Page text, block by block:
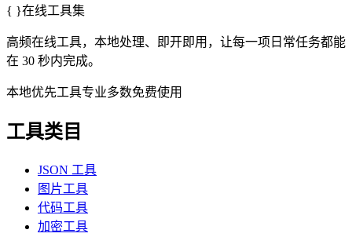
{ }在线工具集
高频在线工具，本地处理、即开即用，让每一项日常任务都能
在 30 秒内完成。
本地优先工具专业多数免费使用
工具类目
JSON 工具
图片工具
代码工具
加密工具